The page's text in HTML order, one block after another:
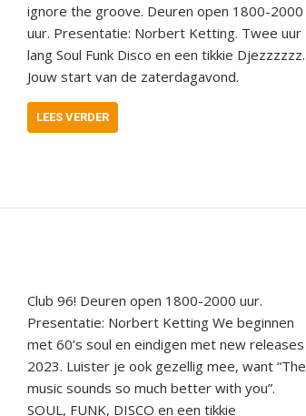
ignore the groove. Deuren open 1800-2000
uur. Presentatie: Norbert Ketting. Twee uur
lang Soul Funk Disco en een tikkie Djezzzzzz.
Jouw start van de zaterdagavond.
LEES VERDER
Club 96! Deuren open 1800-2000 uur.
Presentatie: Norbert Ketting We beginnen
met 60’s soul en eindigen met new releases
2023. Luister je ook gezellig mee, want “The
music sounds so much better with you”.
SOUL, FUNK, DISCO en een tikkie